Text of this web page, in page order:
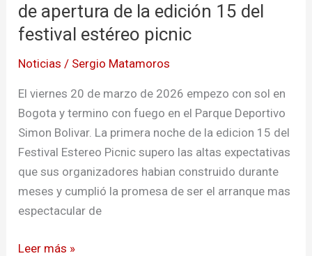
de apertura de la edición 15 del
festival estéreo picnic
Noticias / Sergio Matamoros
El viernes 20 de marzo de 2026 empezo con sol en
Bogota y termino con fuego en el Parque Deportivo
Simon Bolivar. La primera noche de la edicion 15 del
Festival Estereo Picnic supero las altas expectativas
que sus organizadores habian construido durante
meses y cumplió la promesa de ser el arranque mas
espectacular de
noche
de
de
la
edición
15
del
festival
estéreo
picnic
Leer más »